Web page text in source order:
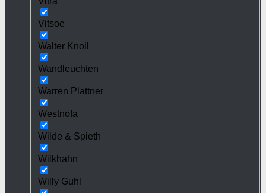
Vitsoe
Walter Knoll
Wandleuchten
Warren Plattner
Westnofa
Wilde & Spieth
Wilkhahn
Willy Guhl